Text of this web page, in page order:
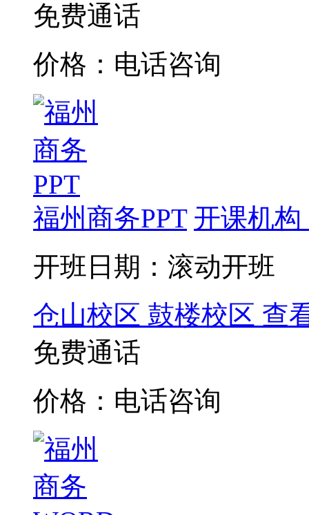
免费通话
价格：电话咨询
福州商务PPT 开课机
开班日期：滚动开班
仓山校区 鼓楼校区 查
免费通话
价格：电话咨询